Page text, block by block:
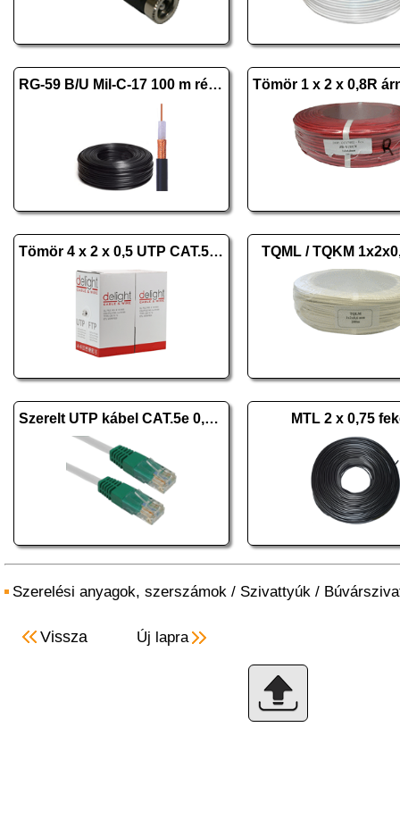
RG-59 B/U Mil-C-17 100 m réz fekete
Tömör 4 x 2 x 0,5 UTP CAT.5e 20016 305m TQML / TQKM
Szerelt UTP kábel CAT.5e 0,5m MTL 2 x 0,75
Szerelési anyagok, szerszámok / Szivattyúk /
Vissza Új lapra